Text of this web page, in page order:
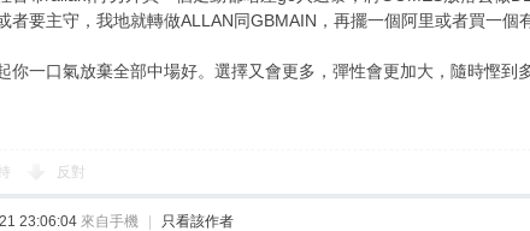
者要主守，我地就轉做ALLAN同GBMAIN，再擺一個阿里或者買一個
你一口氣放棄全部中場好。選擇又會更多，彈性會更加大，隨時慳到
反對
23:06:04 來自手機 只看該作者